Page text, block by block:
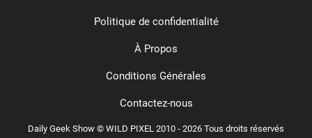
Daily Geek Show © WILD PIXEL 2010 - 2026 Tous droits réservés
Politique de confidentialité
À Propos
Conditions Générales
Contactez-nous